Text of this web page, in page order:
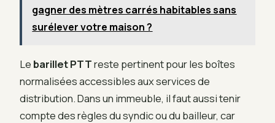
gagner des mètres carrés habitables sans
surélever votre maison ?
Le barillet PTTreste pertinent pour les boîtes
normalisées accessibles aux services de
distribution. Dans un immeuble, il faut aussi tenir
compte des règles du syndic ou du bailleur, car